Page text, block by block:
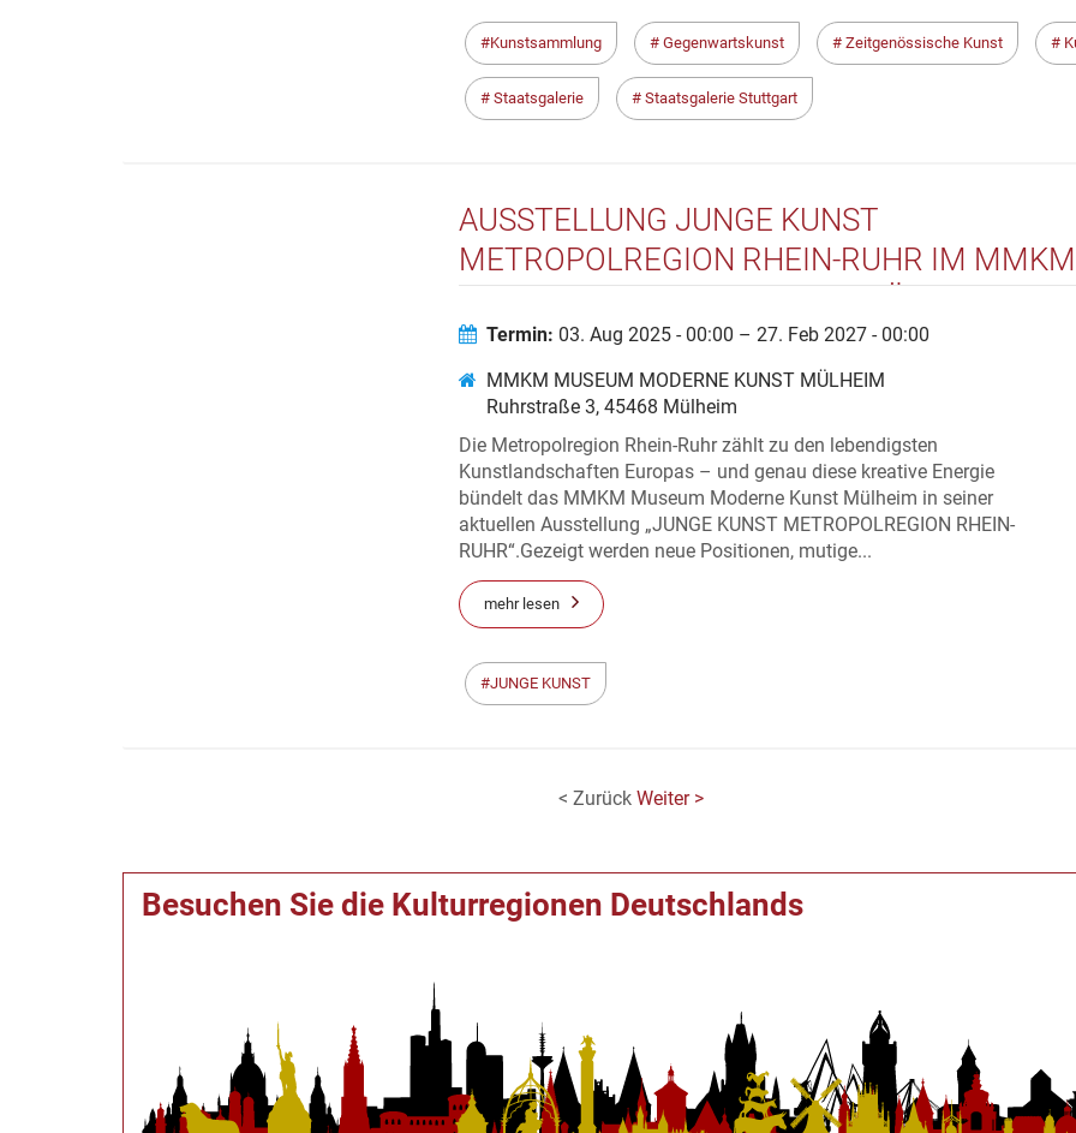
Kunstsammlung Gegenwartskunst Zeitgenössische Kunst
Staatsgalerie Staatsgalerie Stuttgart
AUSSTELLUNG JUNGE KUNST
METROPOLREGION RHEIN-RUHR IM MMKM
Termin: 03. Aug 2025 - 00:00 – 27. Feb 2027 - 00:00
MMKM MUSEUM MODERNE KUNST MÜLHEIM
Ruhrstraße 3, 45468 Mülheim
Die Metropolregion Rhein-Ruhr zählt zu den lebendigsten
Kunstlandschaften Europas – und genau diese kreative Energie
bündelt das MMKM Museum Moderne Kunst Mülheim in seiner
aktuellen Ausstellung „JUNGE KUNST METROPOLREGION RHEIN-
RUHR“.Gezeigt werden neue Positionen, mutige...
mehr lesen
JUNGE KUNST
< ZurückWeiter >
Besuchen Sie die Kulturregionen Deutschlands